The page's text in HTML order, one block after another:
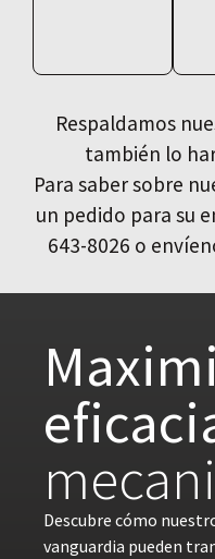
Respaldamos
también lo
Para saber sobre
un pedido para su
643-8026 o
Descubre cómo
vanguardia pueden